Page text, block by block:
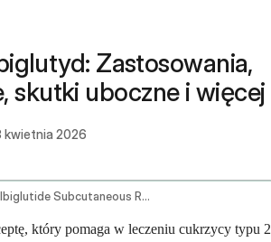
Zastosowania,
skutki uboczne i więcej
kwietnia 2026
Albiglutide Subcutaneous Route
który pomaga w leczeniu cukrzycy typu 2